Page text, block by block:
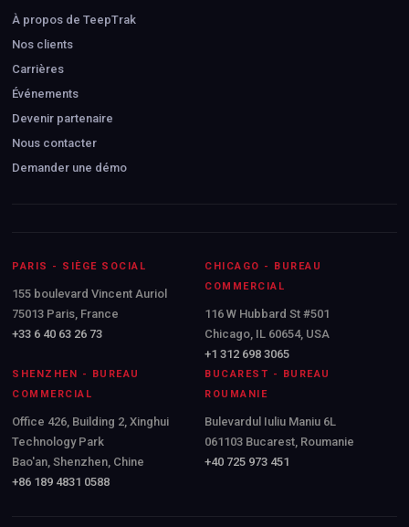
À propos de TeepTrak
Nos clients
Carrières
Événements
Devenir partenaire
Nous contacter
Demander une démo
PARIS - SIÈGE SOCIAL
155 boulevard Vincent Auriol
75013 Paris, France
+33 6 40 63 26 73
CHICAGO - BUREAU
COMMERCIAL
116 W Hubbard St #501
Chicago, IL 60654, USA
+1 312 698 3065
SHENZHEN - BUREAU
COMMERCIAL
Office 426, Building 2, Xinghui
Technology Park
Bao'an, Shenzhen, Chine
+86 189 4831 0588
BUCAREST - BUREAU
ROUMANIE
Bulevardul Iuliu Maniu 6L
061103 Bucarest, Roumanie
+40 725 973 451